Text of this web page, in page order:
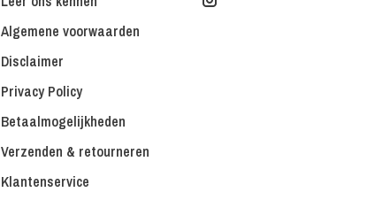
Algemene voorwaarden
Disclaimer
Privacy Policy
Betaalmogelijkheden
Verzenden & retourneren
Klantenservice